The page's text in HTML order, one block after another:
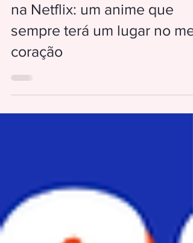
26 de fev.
Naruto Shippuden dublado
na Netflix: um anime que
sempre terá um lugar no
coração